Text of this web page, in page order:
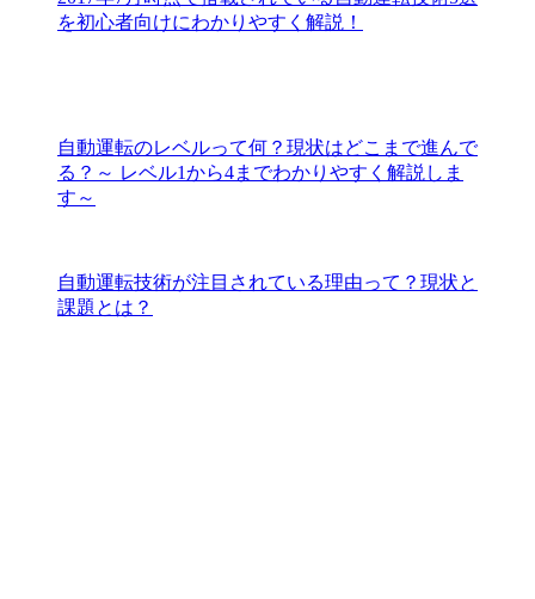
を初心者向けにわかりやすく解説！
自動運転のレベルって何？現状はどこまで進んで
る？～ レベル1から4までわかりやすく解説しま
す～
自動運転技術が注目されている理由って？現状と
課題とは？